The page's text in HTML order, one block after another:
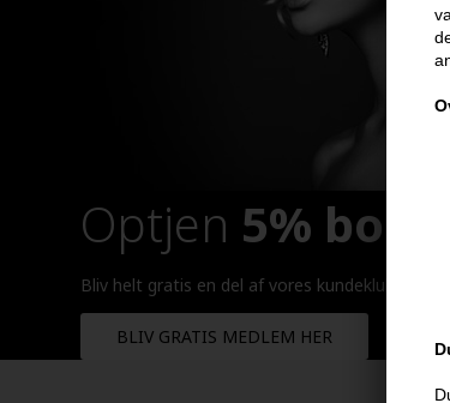
Optjen 5%
Bliv helt gratis en del af vores kundeklub og
BLIV GRATIS MEDLEM HER